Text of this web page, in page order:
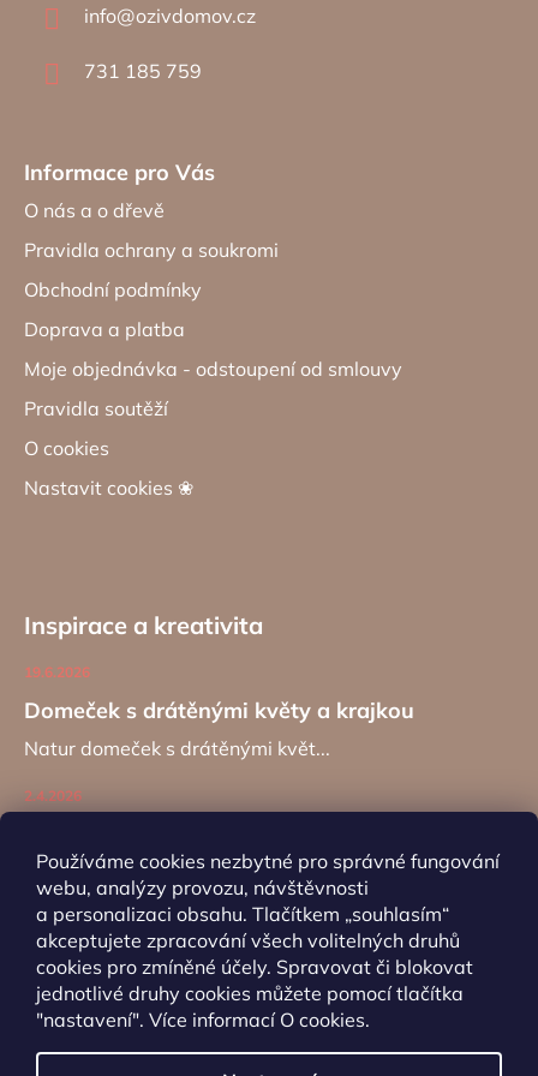
Používáme cookies nezbytné pro správné fungování
webu, analýzy provozu, návštěvnosti
a personalizaci obsahu. Tlačítkem „souhlasím“
akceptujete zpracování všech volitelných druhů
cookies pro zmíněné účely. Spravovat či blokovat
jednotlivé druhy cookies můžete pomocí tlačítka
"nastavení". Více informací O cookies.
info@ozivdomov.cz
731 185 759
Informace pro Vás
O nás a o dřevě
Pravidla ochrany a soukromi
Obchodní podmínky
Doprava a platba
Moje objednávka - odstoupení od smlouvy
Pravidla soutěží
O cookies
Nastavit cookies ❀
Inspirace a kreativita
Domeček s drátěnými květy a krajkou
19.6.2026
Natur domeček s drátěnými květ...
2.4.2026
Návod na výrobu záložky do kní...
ARCHIV